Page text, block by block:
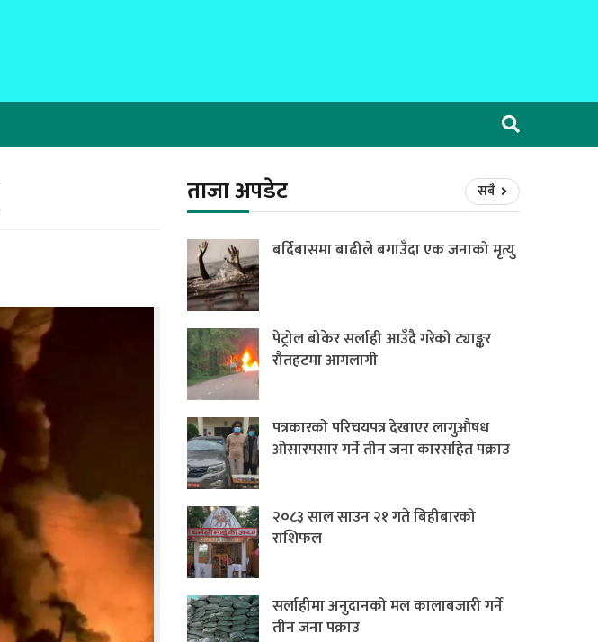
ताजा अपडेट सबै
बर्दिबासमा बाढीले बगाउँदा एक जनाको मृत्यु
पेट्रोल बोकेर सर्लाही आउँदै गरेको ट्याङ्कर
रौतहटमा आगलागी
पत्रकारको परिचयपत्र देखाएर लागुऔषध
ओसारपसार गर्ने तीन जना कारसहित पक्राउ
२०८३ साल साउन २१ गते बिहीबारको
राशिफल
सर्लाहीमा अनुदानको मल कालाबजारी गर्ने
तीन जना पक्राउ